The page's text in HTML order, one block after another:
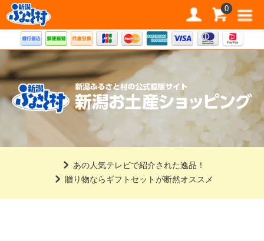
道の駅 新潟ふるさと村公式直販サイト 0
あの人気テレビで紹介された逸品！
贈り物ならギフトセットが断然オススメ